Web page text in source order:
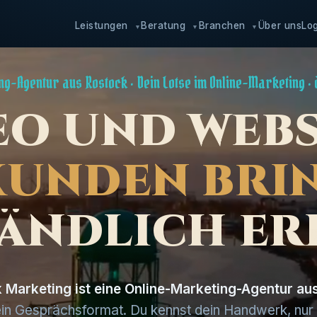
Leistungen ▼ Beratung ▼ Branchen ▼ Über uns
Agentur aus Rostock · Dein Lotse im Online-Marketing
O UND WEB
UNDEN BRI
NDLICHER
Marketing ist eine Online-Marketing-Agentur
Gesprächsformat. Du kennst dein Handwerk,